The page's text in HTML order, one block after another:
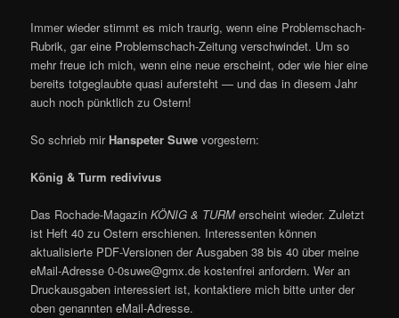
Immer wieder stimmt es mich traurig, wenn eine Problemschach-
Rubrik, gar eine Problemschach-Zeitung verschwindet. Um so
mehr freue ich mich, wenn eine neue erscheint, oder wie hier eine
bereits totgeglaubte quasi aufersteht — und das in diesem Jahr
auch noch pünktlich zu Ostern!
So schrieb mir Hanspeter Suwe vorgestern:
König & Turm redivivus
Das Rochade-MagazinKÖNIG & TURMerscheint wieder. Zuletzt
ist Heft 40 zu Ostern erschienen. Interessenten können
aktualisierte PDF-Versionen der Ausgaben 38 bis 40 über meine
eMail-Adresse 0-0suwe@gmx.de kostenfrei anfordern. Wer an
Druckausgaben interessiert ist, kontaktiere mich bitte unter der
oben genannten eMail-Adresse.